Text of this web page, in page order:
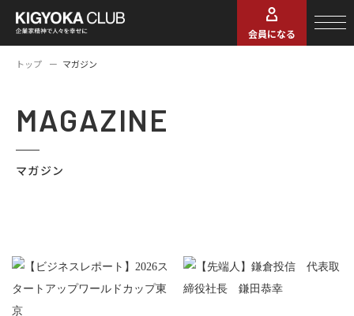
会員になる
トップ マガジン
MAGAZINE
マガジン